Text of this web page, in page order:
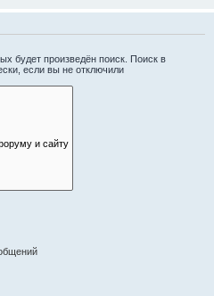
будет произведён поиск. Поиск в
если вы не отключили